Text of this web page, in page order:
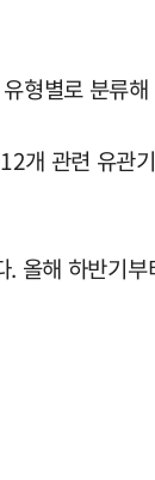
형별로 분류
관련 유
해 하반기